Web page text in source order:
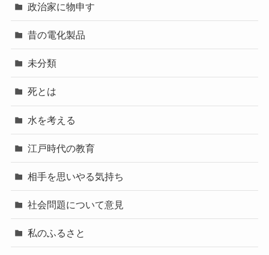
政治家に物申す
昔の電化製品
未分類
死とは
水を考える
江戸時代の教育
相手を思いやる気持ち
社会問題について意見
私のふるさと